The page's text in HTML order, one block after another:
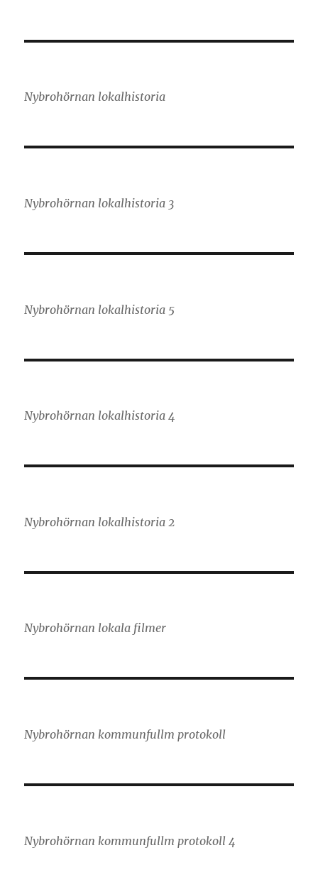
Nybrohörnan lokalhistoria
Nybrohörnan lokalhistoria 3
Nybrohörnan lokalhistoria 5
Nybrohörnan lokalhistoria 4
Nybrohörnan lokalhistoria 2
Nybrohörnan lokala filmer
Nybrohörnan kommunfullm protokoll
Nybrohörnan kommunfullm protokoll 4